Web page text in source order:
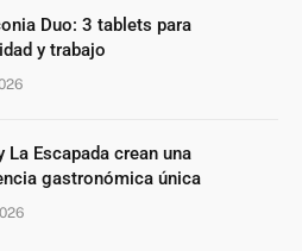
Duo: 3 tablets para
y trabajo
La Escapada crean una
gastronómica única